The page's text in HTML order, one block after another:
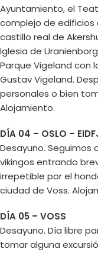
Ayuntamiento, el
complejo de edificios
castillo real de
Iglesia de
Parque Vigeland con
Gustav Vigeland.
personales o bien
Alojamiento.
DÍA 04 – OSLO –
Desayuno. Seguimos
vikingos entrando
irrepetible por el
ciudad de Voss.
DÍA 05 – VOSS
Desayuno. Día libre
tomar alguna